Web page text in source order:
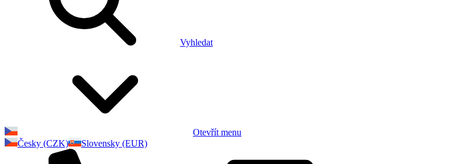
Vyhledat
Otevřít menu
Česky (CZK)
Slovensky (EUR)